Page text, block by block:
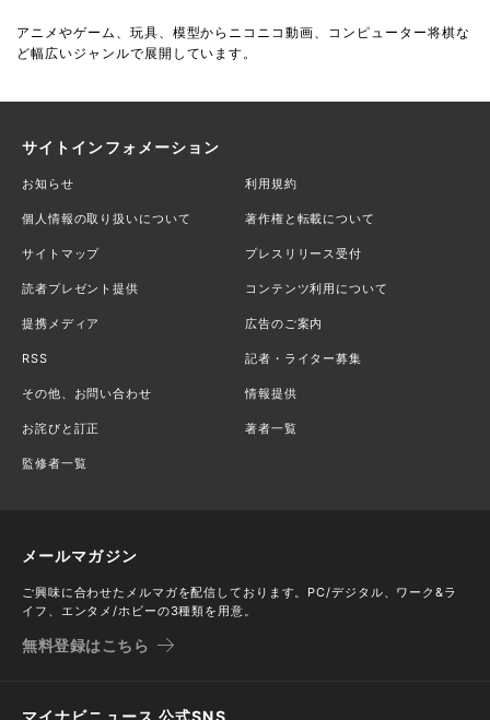
アニメやゲーム、玩具、模型からニコニコ動画、コンピューター将棋な
ど幅広いジャンルで展開しています。
サイトインフォメーション
お知らせ 利用規約
個人情報の取り扱いについて 著作権と転載について
サイトマップ プレスリリース受付
読者プレゼント提供 コンテンツ利用について
提携メディア 広告のご案内
RSS 記者・ライター募集
その他、お問い合わせ 情報提供
お詫びと訂正 著者一覧
監修者一覧
メールマガジン
ご興味に合わせたメルマガを配信しております。PC/デジタル、ワーク&ラ
イフ、エンタメ/ホビーの3種類を用意。
無料登録はこちら
マイナビニュース 公式SNS